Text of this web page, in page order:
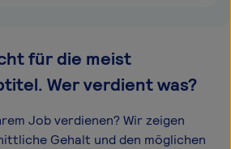
für die meist
Wer verdient was?
Job verdienen? Wir zeigen
Gehalt und den möglichen